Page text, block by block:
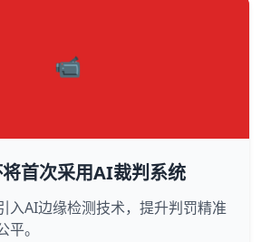
📹
首次采用AI裁判系统
入AI边缘检测技术，提升判罚精准
。